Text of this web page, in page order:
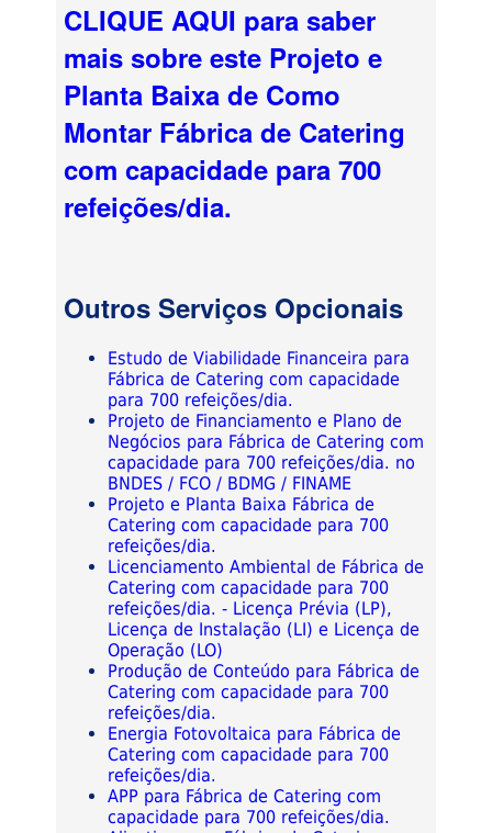
CLIQUE AQUI para saber
mais sobre este Projeto e
Planta Baixa de Como
Montar Fábrica de Catering
com capacidade para 700
refeições/dia.
Outros Serviços Opcionais
Estudo de Viabilidade Financeira para
Fábrica de Catering com capacidade
para 700 refeições/dia.
Projeto de Financiamento e Plano de
Negócios para Fábrica de Catering com
capacidade para 700 refeições/dia. no
BNDES / FCO / BDMG / FINAME
Projeto e Planta Baixa Fábrica de
Catering com capacidade para 700
refeições/dia.
Licenciamento Ambiental de Fábrica de
Catering com capacidade para 700
refeições/dia. - Licença Prévia (LP),
Licença de Instalação (LI) e Licença de
Operação (LO)
Produção de Conteúdo para Fábrica de
Catering com capacidade para 700
refeições/dia.
Energia Fotovoltaica para Fábrica de
Catering com capacidade para 700
refeições/dia.
APP para Fábrica de Catering com
capacidade para 700 refeições/dia.